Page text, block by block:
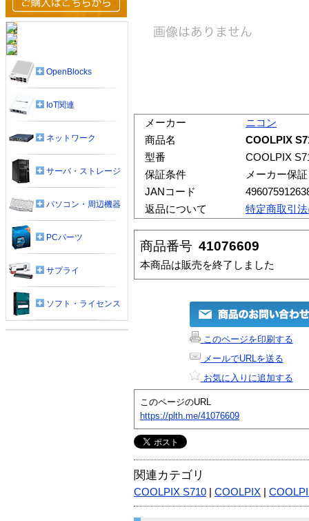
メーカー
ニコン
商品名
COOLPIX
型番
COOLPIX
保証条件
メーカー保証
JANコード
返品について
特定商取引
商品番号 41076609
本商品は販売を終了しました
このページを印刷する
メールでURLを送る
お気に入りに追加する
このページのURL
https://plth.me/41076609
関連カテゴリ
COOLPIX S710 COOLPIX
OpenBlocks
IoT関連
ネットワーク
サーバ・ストレージ
パソコン・周辺機器
PCパーツ
サプライ
ソフト・ライセンス